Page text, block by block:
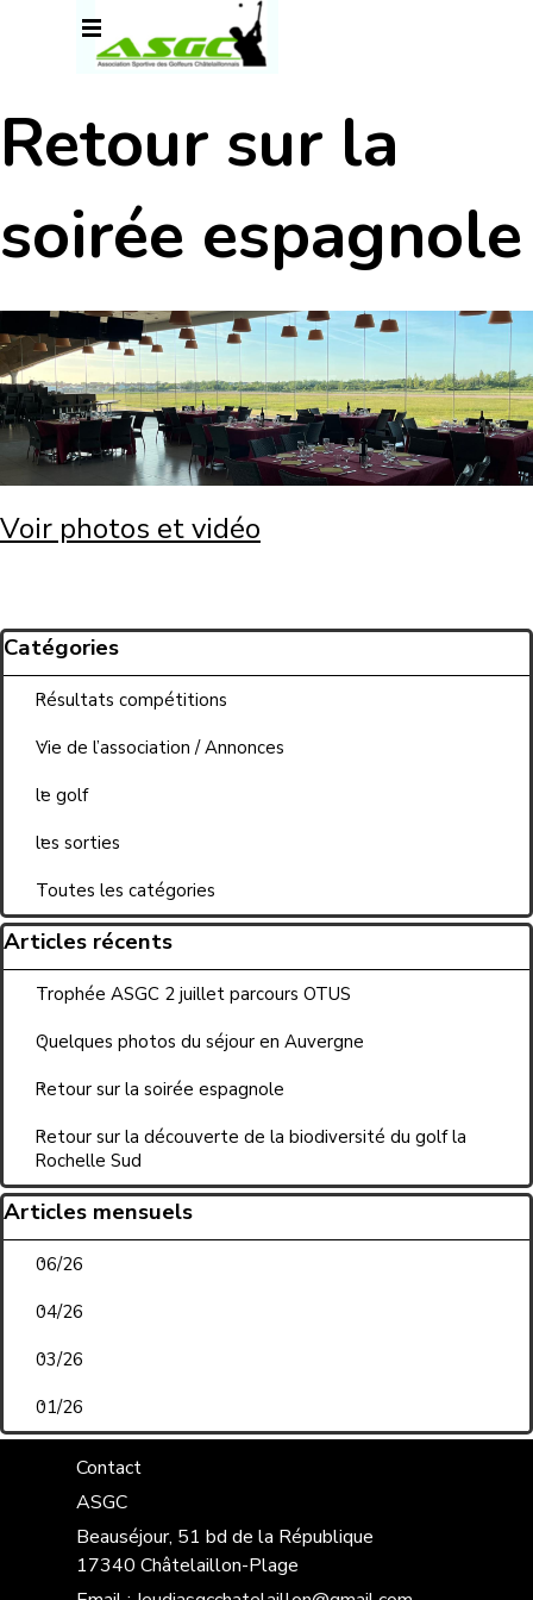
Sauter le menu
Retour sur la
soirée espagnole
Voir photos et vidéo
Sauter le bloc Catégories
Catégories
Résultats compétitions
Vie de l’association / Annonces
le golf
les sorties
Toutes les catégories
Sauter le bloc Articles récents
Articles récents
Trophée ASGC 2 juillet parcours OTUS
Quelques photos du séjour en Auvergne
Retour sur la soirée espagnole
Retour sur la découverte de la biodiversité du golf la
Rochelle Sud
Sauter le bloc Articles mensuels
Articles mensuels
06/26
04/26
03/26
01/26
Contact
ASGC
Beauséjour, 51 bd de la République
17340 Châtelaillon-Plage